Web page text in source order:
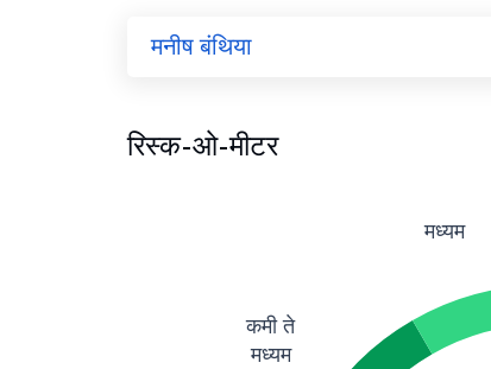
मनीष बंथिया
रिस्क-ओ-मीटर
कमी ते
मध्यम
मध्यम